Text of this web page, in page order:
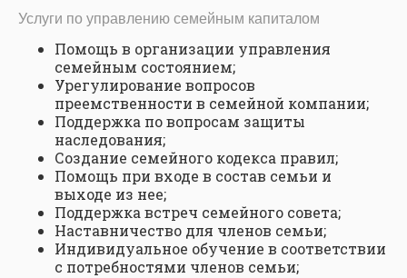
Услуги по управлению семейным капиталом
Помощь в организации управления
семейным состоянием;
Урегулирование вопросов
преемственности в семейной компании;
Поддержка по вопросам защиты
наследования;
Создание семейного кодекса правил;
Помощь при входе в состав семьи и
выходе из нее;
Поддержка встреч семейного совета;
Наставничество для членов семьи;
Индивидуальное обучение в соответствии
с потребностями членов семьи;